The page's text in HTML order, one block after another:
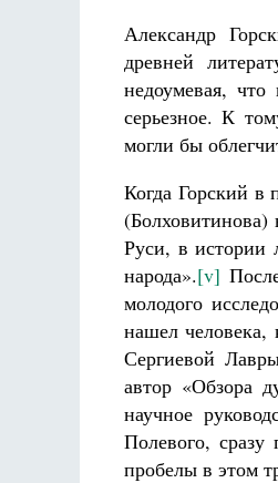
Александр
древней
недоумевая,
серьезное. К
могли бы
Когда Горский в
(Болховитинова)
Руси, в истории
народа».[v]
молодого
нашел человека,
Сергиевой
автор «Обзора
научное
Полевого, сразу
пробелы в этом